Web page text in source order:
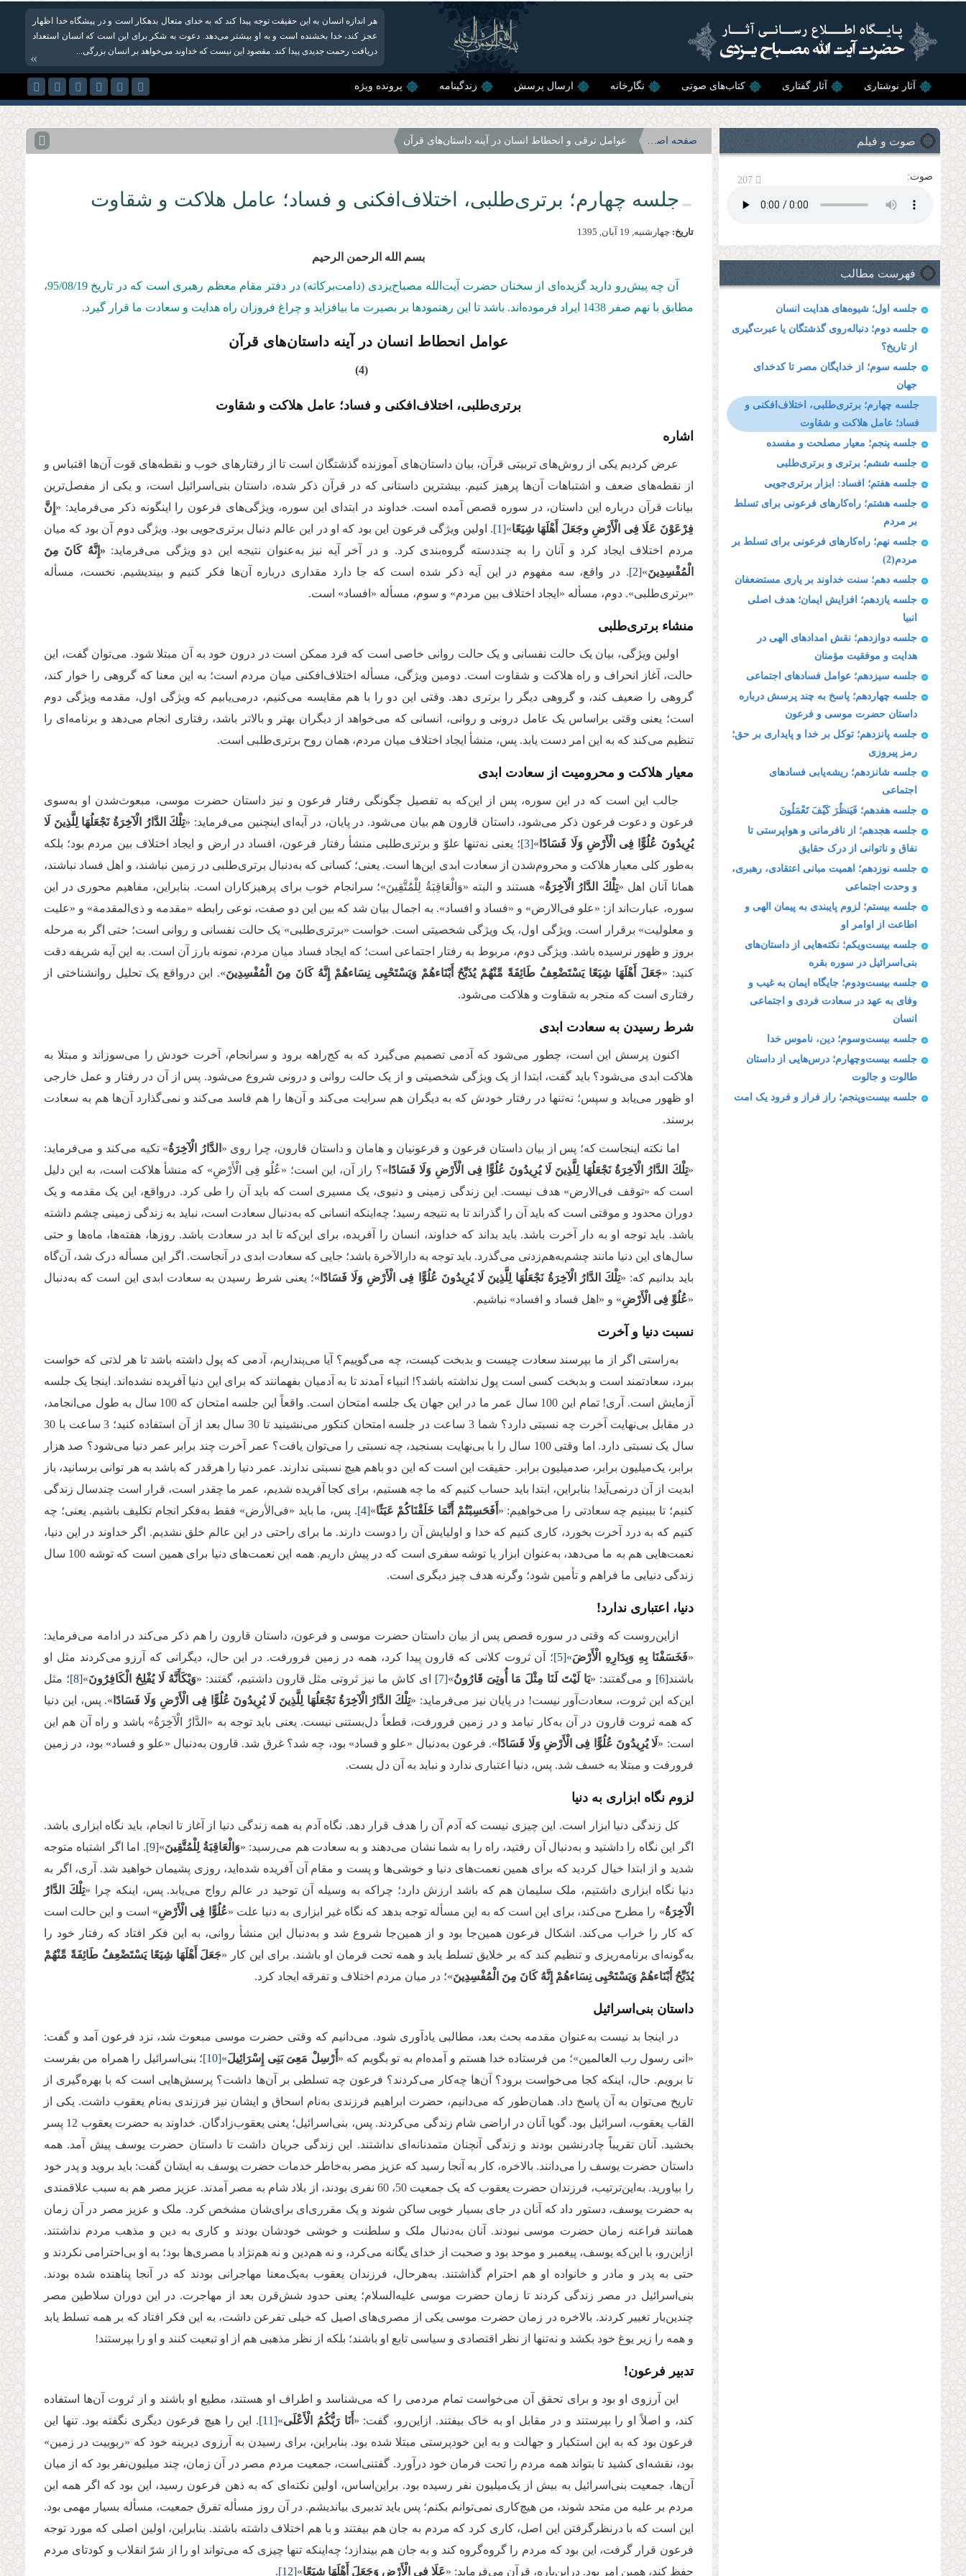
هر اندازه انسان به این حقیقت توجه پیدا کند که به خدای متعال بدهکار است و در پیشگاه خدا اظهار
عجز کند، خدا بخشنده است و به او بیشتر می‌دهد. دعوت به شکر برای این است که انسان استعداد
دریافت رحمت جدیدی پیدا کند. مقصود این نیست که خداوند می‌خواهد بر انسان بزرگی...
»
آثار نوشتاری آثار گفتاری کتاب‌های صوتی نگارخانه ارسال پرسش زندگینامه پرونده ویژه
صوت و فیلم
صوت: 207
فهرست مطالب
جلسه اول؛ شیوه‌های هدایت انسان
جلسه دوم؛ دنباله‌روی گذشتگان یا عبرت‌گیری
از تاریخ؟
جلسه سوم؛ از خدایگان مصر تا کدخدای
جهان
جلسه چهارم؛ برتری‌طلبی، اختلاف‌افکنی و
فساد؛ عامل هلاکت و شقاوت
جلسه پنجم؛ معیار مصلحت و مفسده
جلسه ششم؛ برتری و برتری‌طلبی
جلسه هفتم؛ افساد:‌ ابزار برتری‌جویی
جلسه هشتم؛ راه‌کارهای فرعونی برای تسلط
بر مردم
جلسه نهم؛ راه‌کارهای فرعونی برای تسلط بر
مردم(2)
جلسه دهم؛ سنت خداوند بر یاری مستضعفان
جلسه یازدهم؛ افزایش ایمان؛ هدف اصلی
انبیا
جلسه دوازدهم؛ نقش امدادهای الهی در
هدایت و موفقیت مؤمنان
جلسه سیزدهم؛ عوامل فسادهای اجتماعی
جلسه چهاردهم؛ پاسخ به چند پرسش درباره
داستان حضرت موسی و فرعون
جلسه پانزدهم؛ توکل بر خدا و پایداری بر حق؛
رمز پیروزی
جلسه شانزدهم؛ ریشه‌یابی فسادهای
اجتماعی
جلسه هفدهم؛ فَیَنظُرَ كَیْفَ تَعْمَلُونَ
جلسه هجدهم؛ از نافرمانی و هواپرستی تا
نفاق و ناتوانی از درک حقایق
جلسه نوزدهم؛ اهمیت مبانی اعتقادی، رهبری،
و وحدت اجتماعی
جلسه بیستم؛ لزوم پایبندی به پیمان الهی و
اطاعت از اوامر او
جلسه بیست‌ویکم؛ نکته‌هایی از داستان‌های
بنی‌اسرائیل در سوره بقره
جلسه بیست‌ودوم؛ جایگاه ایمان به غیب و
وفای به عهد در سعادت فردی و اجتماعی
انسان
جلسه بیست‌وسوم؛ دین، ناموس خدا
جلسه بیست‌وچهارم؛ درس‌هایی از داستان
طالوت و جالوت
جلسه بیست‌وپنجم؛ راز فراز و فرود یک امت
صفحه اصلی عوامل ترقی و انحطاط انسان در آینه داستان‌های قرآن
جلسه چهارم؛ برتری‌طلبی، اختلاف‌افکنی و فساد؛ عامل هلاکت و شقاوت
تاریخ: چهارشنبه, 19 آبان, 1395
بسم الله الرحمن الرحیم
آن چه پیش‌رو دارید گزیده‌ای از سخنان حضرت آیت‌الله مصباح‌یزدی (دامت‌بركاته) در دفتر مقام معظم رهبری است كه در تاریخ 95/08/19،
مطابق با نهم صفر‌ 1438 ایراد فرموده‌اند. باشد تا این رهنمودها بر بصیرت ما بیافزاید و چراغ فروزان راه هدایت و سعادت ما قرار گیرد.
عوامل انحطاط انسان در آینه داستان‌های قرآن
(4)
برتری‌طلبی، اختلاف‌افکنی و فساد؛ عامل هلاکت و شقاوت
اشاره
عرض کردیم یکی از روش‌های تربیتی قرآن، بیان داستان‌های آموزنده گذشتگان است تا از رفتارهای خوب و نقطه‌های قوت آن‌ها اقتباس و
از نقطه‌های ضعف و اشتباهات آن‌ها پرهیز کنیم. بیشترین داستانی که در قرآن ذکر شده، داستان بنی‌اسرائیل است، و یکی از مفصل‌ترین
بیانات قرآن درباره این داستان، در سوره قصص آمده است. خداوند در ابتدای این سوره، ویژگی‌های فرعون را اینگونه ذکر می‌‌فرماید: « إِنَّ
فِرْعَوْنَ عَلَا فِی الْأَرْضِ وجَعَلَ أَهْلَهَا شِیَعًا»
[1]
. اولین ویژگی فرعون این بود ‌که او در این عالم دنبال برتری‌جویی بود. ویژگی دوم آن بود که میان
مردم اختلاف ایجاد کرد و آنان را به چنددسته گروه‌بندی کرد. و در آخر آیه نیز به‌عنوان نتیجه این دو ویژگی می‌فرماید: «إِنَّهُ كَانَ مِنَ
الْمُفْسِدِینَ»
[2]
. در واقع، سه مفهوم در این آیه ذکر شده است که جا دارد مقداری درباره آن‌ها فکر کنیم و بیندیشیم. نخست، مسأله
«برتری‌طلبی». دوم، مسأله «ایجاد اختلاف بین مردم» و سوم، مسأله «افساد» است.
منشاء برتری‌طلبی
اولین ویژگی، بیان یک حالت نفسانی و یک حالت روانی خاصی است که فرد ممکن است در درون خود به آن مبتلا شود. می‌توان گفت، این
حالت، آغاز انحراف و راه هلاکت و شقاوت است. دومین ویژگی، مسأله اختلاف‌افکنی میان مردم است؛ به این معنا که گروهی را خوار کند،
گروهی را ضعیف کند، و گروهی دیگر را برتری دهد. وقتی این دو را با هم مقایسه می‌کنیم، درمی‌یابیم که ویژگی اول، مقدمه ویژگی دوم
است؛ یعنی وقتی براساس یک عامل درونی و روانی، انسانی که می‌خواهد از دیگران بهتر و بالاتر باشد، رفتاری انجام می‌دهد و برنامه‌ای را
تنظیم می‌کند که به این امر دست یابد. پس، منشأ ایجاد اختلاف میان مردم، همان روح برتری‌طلبی است.
معیار هلاکت و محرومیت از سعادت ابدی
جالب این است که در این سوره، پس از این‌که به تفصیل چگونگی رفتار فرعون و نیز داستان حضرت موسی، مبعوث‌شدن او به‌سوی
فرعون و دعوت فرعون ذکر می‌شود، داستان قارون هم بیان می‌شود. در پایان، در آیه‌ای اینچنین می‌فرماید: «تِلْكَ الدَّارُ الْآخِرَةُ نَجْعَلُهَا لِلَّذِینَ لَا
یُرِیدُونَ عُلُوًّا فِی الْأَرْضِ وَلَا فَسَادًا »
[3]
؛ یعنی نه‌تنها علوّ و برتری‌طلبی منشأ رفتار فرعون، افساد در ارض و ایجاد اختلاف بین مردم بود؛ بلکه
به‌طور کلی معیار هلاکت و محروم‌شدن از سعادت ابدی این‌ها است. یعنی؛ کسانی که به‌دنبال برتری‌طلبی در زمین نباشند، و اهل فساد نباشند،
همانا آنان اهل «تِلْكَ الدَّارُ الْآخِرَةُ» هستند و البته «وَالْعَاقِبَةُ لِلْمُتَّقِینَ»؛ سرانجام خوب برای پرهیزکاران است. بنابراین، مفاهیم محوری در این
سوره، عبارت‌اند از: «علو فی‌الارض» و «فساد و افساد». به اجمال بیان شد که بین این دو صفت، نوعی رابطه «مقدمه و ذی‌المقدمة» و «علیت
و معلولیت» برقرار است. ویژگی اول، یک ویژگی شخصیتی است. خواست «برتری‌طلبی» یک حالت نفسانی و روانی است؛ حتی اگر به مرحله
بروز و ظهور نرسیده باشد.‌ ویژگی دوم، مربوط به رفتار اجتماعی است؛ که ایجاد فساد میان مردم، نمونه بارز آن است. به این آیه شریفه دقت
کنید: «جَعَلَ أَهْلَهَا شِیَعًا یَسْتَضْعِفُ طَائِفَةً مِّنْهُمْ یُذَبِّحُ أَبْنَاءهُمْ وَیَسْتَحْیِی نِسَاءهُمْ إِنَّهُ كَانَ مِنَ الْمُفْسِدِینَ». این درواقع یک تحلیل روانشناختی از
رفتاری است که منجر به شقاوت و هلاکت می‌شود.
شرط رسیدن به سعادت ابدی
اکنون پرسش این است، چطور می‌شود که آدمی تصمیم می‌گیرد که به کج‌راهه برود و سرانجام، آخرت خودش را می‌سوزاند و مبتلا به
هلاکت ابدی می‌شود؟ باید گفت، ابتدا از یک ویژگی شخصیتی و از یک حالت روانی و درونی شروع می‌شود. پس از آن در رفتار و عمل خارجی
او ظهور می‌یابد و سپس؛ نه‌تنها در رفتار خودش که به دیگران هم سرایت می‌کند و آن‌ها را هم فاسد می‌کند و نمی‌گذارد آن‌ها هم به سعادت
برسند.
اما نکته اینجاست که؛ پس از بیان داستان فرعون و فرعونیان و هامان و داستان قارون، چرا روی « الدَّارُ الْآخِرَةُ» تکیه می‌کند و می‌فرماید:
«تِلْكَ الدَّارُ الْآخِرَةُ نَجْعَلُهَا لِلَّذِینَ لَا یُرِیدُونَ عُلُوًّا فِی الْأَرْضِ وَلَا فَسَادًا »؟ راز آن، این است؛ «عُلُو فِی الْأَرْضِ» که منشأ هلاکت است، به این دلیل
است که «توقف فی‌الارض» هدف نیست. این زندگی زمینی و دنیوی، یک مسیری است که باید آن را طی کرد. درواقع، این یک مقدمه و یک
دوران محدود و موقتی است که باید آن را گذراند تا به نتیجه رسید؛ چه‌اینکه انسانی که به‌دنبال سعادت است، نباید به زندگی زمینی چشم‌ داشته
‌باشد. باید توجه او به دار آخرت باشد. باید بداند که خداوند، انسان را آفریده، برای این‌که تا ابد در سعادت باشد. روزها، هفته‌ها، ماه‌ها و حتی
سال‌های این دنیا مانند چشم‌به‌هم‌زدنی می‌گذرد. باید توجه به دارالآخرة‌ باشد؛ جایی که سعادت ابدی در آنجاست. اگر این مسأله درک شد، آن‌گاه
باید بدانیم که: «تِلْكَ الدَّارُ الْآخِرَةُ نَجْعَلُهَا لِلَّذِینَ لَا یُرِیدُونَ عُلُوًّا فِی الْأَرْضِ وَلَا فَسَادًا »؛ یعنی شرط رسیدن به سعادت ابدی این است که به‌دنبال
«عُلُوِّ فِی الْأَرْضِ» و «اهل فساد و افساد» نباشیم.
نسبت دنیا و آخرت
به‌راستی اگر از ما بپرسند سعادت چیست و بدبخت کیست،‌ چه می‌گوییم؟ آیا می‌پنداریم، آدمی که پول داشته باشد تا هر لذتی که خواست
ببرد، سعادتمند است و بدبخت کسی است پول نداشته باشد؟! انبیاء آمدند تا به آدمیان بفهمانند که برای این دنیا آفریده نشده‌اند. اینجا یک جلسه
آزمایش است. آری! تمام این 100 سال عمر ما در این جهان یک جلسه امتحان است. واقعاً این جلسه امتحان که 100 سال به طول می‌انجامد،
در مقابل بی‌نهایت آخرت چه نسبتی دارد؟ شما 3 ساعت در جلسه امتحان کنکور می‌نشینید تا 30 سال بعد از آن استفاده کنید؛ 3 ساعت با 30
سال یک نسبتی دارد. اما وقتی 100 سال را با بی‌نهایت بسنجید، چه نسبتی را می‌توان یافت؟ عمر آخرت چند برابر عمر دنیا می‌شود؟ صد هزار
برابر، یک‌میلیون برابر، صدمیلیون برابر. حقیقت این است که این دو باهم هیچ نسبتی ندارند. عمر دنیا را هرقدر که باشد به هر توانی برسانید، باز
ابدیت از آن درنمی‌آید! بنابراین، ابتدا باید حساب کنیم که ما چه هستیم، برای کجا آفریده شدیم، عمر ما چقدر است، قرار است چندسال زندگی
کنیم؛ تا ببینیم چه سعادتی را می‌خواهیم: « أَفَحَسِبْتُمْ أَنَّمَا خَلَقْنَاكُمْ عَبَثًا»
[4]
. پس، ما باید «فی‌الأرض» فقط به‌فکر انجام تکلیف باشیم. یعنی؛ چه
کنیم که به درد آخرت بخورد، کاری کنیم که خدا و اولیایش آن را دوست دارند. ما برای راحتی در این عالم خلق نشدیم. اگر خداوند در این دنیا،
نعمت‌هایی هم به ما می‌دهد، به‌عنوان ابزار یا توشه سفری است که در پیش داریم. همه این نعمت‌های دنیا برای همین است که توشه 100 سال
زندگی دنیایی ما فراهم و تأمین شود؛ وگرنه هدف چیز دیگری است.
دنیا، اعتباری ندارد!
ازاین‌روست که وقتی در سوره قصص پس از بیان داستان حضرت موسی و فرعون، داستان قارون را هم ذکر می‌کند در ادامه می‌فرماید:
«فَخَسَفْنَا بِهِ وَبِدَارِهِ الْأَرْضَ»
[5]
؛ آن ثروت کلانی که قارون پیدا کرد، همه در زمین فرورفت. در این حال، دیگرانی که آرزو می‌کردند مثل او
باشند[6] و می‌گفتند: «یَا لَیْتَ لَنَا مِثْلَ مَا أُوتِیَ قَارُونُ»
[7] ای کاش ما نیز ثروتی مثل قارون داشتیم، گفتند: «وَیْكَأَنَّهُ لَا یُفْلِحُ الْكَافِرُونَ»
[8]
؛ مثل
این‌که این ثروت، سعادت‌آور نیست! در پایان نیز می‌فرماید: «تِلْكَ الدَّارُ الْآخِرَةُ نَجْعَلُهَا لِلَّذِینَ لَا یُرِیدُونَ عُلُوًّا فِی الْأَرْضِ وَلَا فَسَادًا ». پس، این دنیا
که همه ثروت قارون در آن به‌کار نیامد و در زمین فرورفت، قطعاً دل‌بستنی نیست. یعنی باید توجه به «الدَّارُ الْآخِرَةُ» باشد و راه آن هم این
است: «لَا یُرِیدُونَ عُلُوًّا فِی الْأَرْضِ وَلَا فَسَادًا ». فرعون به‌دنبال «علو و فساد» بود، چه شد؟ غرق شد. قارون به‌دنبال «علو و فساد» بود، در زمین
فرورفت و مبتلا به خسف شد. پس، دنیا اعتباری ندارد و نباید به آن دل بست.
لزوم نگاه ابزاری به دنیا
کل زندگی دنیا ابزار است. این چیزی نیست که آدم آن را هدف قرار دهد. نگاه آدم به همه زندگی دنیا از آغاز تا انجام، باید نگاه ابزاری باشد.
اگر این نگاه را داشتید و به‌دنبال آن رفتید، راه را به شما نشان می‌دهند و به سعادت هم می‌رسید: «وَالْعَاقِبَةُ لِلْمُتَّقِینَ»
[9]
. اما اگر اشتباه متوجه
شدید و از ابتدا خیال کردید که برای همین نعمت‌های دنیا و خوشی‌ها و پست و مقام آن آفریده شده‌اید، روزی پشیمان خواهید شد. آری، اگر به
دنیا نگاه ابزاری داشتیم، ملک سلیمان هم که باشد ارزش دارد؛ چراکه به وسیله آن توحید در عالم رواج می‌یابد. پس، اینکه چرا «تِلْكَ الدَّارُ
الْآخِرَةُ» را مطرح می‌کند، برای این است ‌که به این مسأله توجه بدهد که نگاه غیر ابزاری به دنیا علت «عُلُوًّا فِی الْأَرْضِ» است و این حالت است
که کار را خراب می‌کند. اشکال فرعون همین‌جا بود و از همین‌جا شروع شد و به‌دنبال این منشأ روانی، به این فکر افتاد که رفتار خود را
به‌گونه‌ای برنامه‌ریزی و تنظیم کند که بر خلایق تسلط یابد و همه تحت فرمان او باشند. برای این کار «جَعَلَ أَهْلَهَا شِیَعًا یَسْتَضْعِفُ طَائِفَةً مِّنْهُمْ
یُذَبِّحُ أَبْنَاءهُمْ وَیَسْتَحْیِی نِسَاءهُمْ إِنَّهُ كَانَ مِنَ الْمُفْسِدِینَ»؛ در میان مردم اختلاف و تفرقه ایجاد کرد.
داستان بنی‌اسرائیل
در اینجا بد نیست به‌عنوان مقدمه بحث بعد، مطالبی یادآوری شود. می‌دانیم که وقتی حضرت موسی مبعوث شد، نزد فرعون آمد و گفت:
«انی رسول رب العالمین»؛ من فرستاده خدا هستم و آمده‌ام به تو بگویم که « أَرْسِلْ مَعِیَ بَنِی إِسْرَائِیلَ»
[10]
؛ بنی‌اسرائیل را همراه من بفرست
تا برویم. حال، اینکه کجا می‌خواست برود؟ آن‌ها چه‌کار می‌کردند؟‌ فرعون چه تسلطی بر آن‌ها داشت؟ پرسش‌هایی است که با بهره‌گیری از
تاریخ می‌توان به آن پاسخ داد. همان‌طور که می‌دانیم، حضرت ابراهیم فرزندی به‌نام اسحاق و ایشان نیز فرزندی به‌نام یعقوب داشت. یکی از
القاب یعقوب، اسرائیل بود. گویا آنان در اراضی شام زندگی می‌کردند. پس، بنی‌اسرائیل؛ یعنی یعقوب‌زادگان. خداوند به حضرت یعقوب 12 پسر
بخشید. آنان تقریباً‌ چادرنشین بودند و زندگی آنچنان متمدنانه‌ای نداشتند. این زندگی جریان داشت تا داستان حضرت یوسف پیش آمد. همه
داستان حضرت یوسف را می‌دانند. بالاخره، کار به آنجا رسید که عزیز مصر به‌خاطر خدمات حضرت یوسف به ایشان گفت: باید بروید و پدر خود
را بیاورید. به‌این‌ترتیب، فرزندان حضرت یعقوب که یک جمعیت 50، 60 نفری بودند، از بلاد شام به مصر آمدند. عزیز مصر هم به سبب علاقمندی
به حضرت یوسف، دستور داد که آنان در جای بسیار خوبی ساکن شوند و یک مقرری‌‌ای برای‌شان مشخص کرد. ملک و عزیز مصر در آن زمان
همانند فراعنه زمان حضرت موسی نبودند. آنان به‌دنبال ملک و سلطنت و خوشی خودشان بودند و کاری به دین و مذهب مردم نداشتند.
ازاین‌رو، با این‌که یوسف، پیغمبر و موحد بود و صحبت از خدای یگانه می‌کرد، و نه هم‌دین و نه هم‌نژاد با مصری‌ها بود؛ به او بی‌احترامی نکردند و
حتی به پدر و مادر و خانواده او هم احترام ‌گذاشتند. به‌هرحال، فرزندان یعقوب به‌یک‌معنا مهاجرانی بودند که در آنجا پناهنده شده بودند.
بنی‌اسرائیل در مصر زندگی کردند تا زمان حضرت موسی علیه‌السلام؛ یعنی حدود شش‌قرن بعد از مهاجرت. در این دوران سلاطین مصر
چندین‌بار تغییر کردند. بالاخره در زمان حضرت موسی یکی از مصری‌های اصیل که خیلی تفرعن داشت، به این فکر افتاد که بر همه تسلط یابد
و همه را زیر یوغ خود بکشد و نه‌تنها از نظر اقتصادی و سیاسی تابع او باشند؛ بلکه از نظر مذهبی هم از او تبعیت کنند و او را بپرستند!
تدبیر فرعون!
این آرزوی او بود و برای تحقق آن می‌خواست تمام مردمی را که می‌شناسد و اطراف او هستند، مطیع او باشند و از ثروت آن‌ها استفاده
کند، و اصلاً او را بپرستند و در مقابل او به خاک بیفتند. ازاین‌رو، گفت: « أَنَا رَبُّكُمُ الْأَعْلَى»
[11]
‌. این را هیچ فرعون دیگری نگفته بود. تنها این
فرعون بود که به این استکبار و جهالت و به این خودپرستی مبتلا شده بود. بنابراین، برای رسیدن به آرزوی دیرینه خود که «ربوبیت در زمین»
بود، نقشه‌ای کشید تا بتواند همه مردم را تحت فرمان خود درآورد. گفتنی‌است، جمعیت مردم مصر در آن زمان، چند میلیون‌نفر بود که از میان
آن‌ها، جمعیت بنی‌اسرائیل به بیش از یک‌میلیون نفر رسیده بود. براین‌اساس، اولین نکته‌ای که به ذهن فرعون رسید، این بود که اگر همه این
مردم بر علیه من متحد شوند، من هیچ‌کاری نمی‌توانم بکنم؛ پس باید تدبیری بیاندیشم. در آن روز مسأله تفرق جمعیت، مسأله بسیار مهمی بود.
این است که با درنظرگرفتن این اصل، کاری کرد که مردم به جان هم بیفتند و با هم اختلاف داشته باشند. بنابراین، اولین اصلی که مورد توجه
فرعون قرار گرفت، این‌ بود که مردم را گروه‌گروه کند و به جان هم بیندازد؛ چه‌اینکه تنها چیزی که می‌تواند او را از شرّ‌ انقلاب و کودتای مردم
حفظ کند، همین امر بود. دراین‌باره، قرآن می‌فرماید: «عَلَا فِی الْأَرْضِ وَجَعَلَ أَهْلَهَا شِیَعًا»
[12]
.